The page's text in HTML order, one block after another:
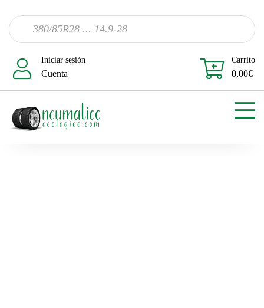
Iniciar sesión
Cuenta
Carrito
0,00€